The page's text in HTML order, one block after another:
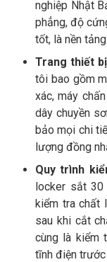
nghiệp Nhật
phẳng, độ
tốt, là nền
Trang thiết
tôi bao gồm
xác, máy
dây chuyền
bảo mọi chi
lượng đồng
Quy trình
locker sắt 30
kiểm tra chất
sau khi cắt
cùng là kiểm
tĩnh điện